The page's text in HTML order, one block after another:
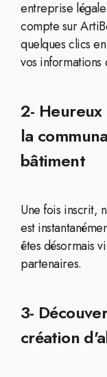
entreprise
compte sur
quelques clics
vos
2-
la
bâtiment
Une fois inscrit,
est
êtes désormais
partenaires.
3-
création